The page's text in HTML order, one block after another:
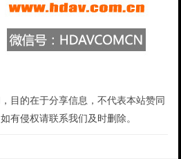
目的在于分享信息，不代表本站赞同
有侵权请联系我们及时删除。